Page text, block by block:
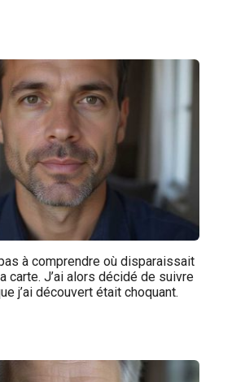
à comprendre où disparaissait
carte. J’ai alors décidé de suivre
j’ai découvert était choquant.